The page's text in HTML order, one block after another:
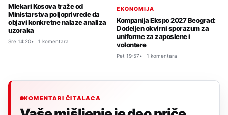
Mlekari Kosova traže od
Ministarstva poljoprivrede da
objavi konkretne nalaze analiza
uzoraka
Sre 14:20 1 komentara
EKONOMIJA
Kompanija Ekspo 2027 Beograd:
Dodeljen okvirni sporazum za
uniforme za zaposlene i
volontere
Pet 19:57 1 komentara
KOMENTARI ČITALACA